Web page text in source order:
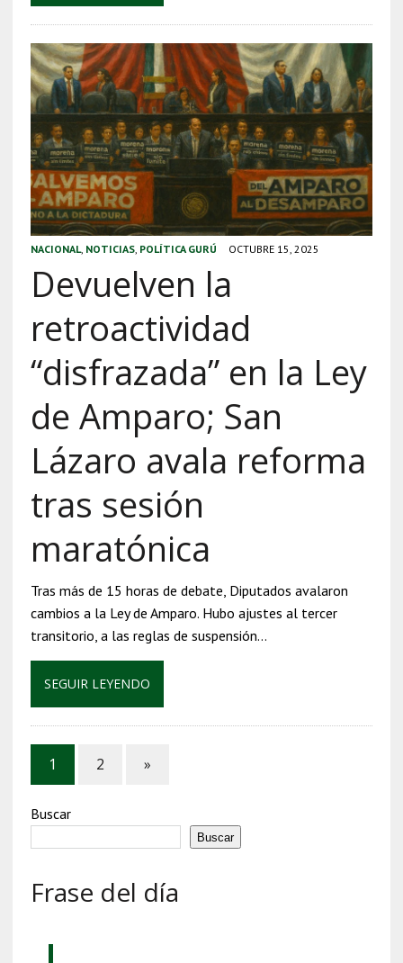
NACIONAL, NOTICIAS, POLÍTICA GURÚ OCTUBRE 15, 2025
Devuelven la
retroactividad
“disfrazada” en la Ley
de Amparo; San
Lázaro avala reforma
tras sesión
maratónica
Tras más de 15 horas de debate, Diputados avalaron
cambios a la Ley de Amparo. Hubo ajustes al tercer
transitorio, a las reglas de suspensión…
SEGUIR LEYENDO
1 2 »
Buscar
Buscar
Frase del día